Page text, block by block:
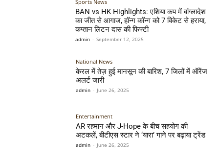
Sports News
BAN vs HK Highlights: एशिया कप में बांग्लादेश
का जीत से आगाज, हॉन्ग कॉन्ग को 7 विकेट से हराया,
कप्तान लिटन दास की फिफ्टी
admin - September 12, 2025
National News
केरल में तेज़ हुई मानसून की बारिश, 7 जिलों में ऑरेंज
अलर्ट जारी
admin - June 26, 2025
Entertainment
AR रहमान और J-Hope के बीच सहयोग की
अटकलें, बीटीएस स्टार ने ‘यारा’ गाने पर बढ़ाया ट्रेंड
admin - June 26, 2025